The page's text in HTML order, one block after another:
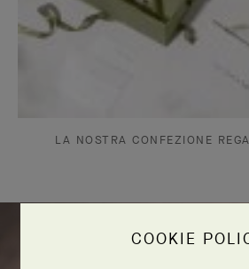
LA NOSTRA CONFEZIONE
COOKIE